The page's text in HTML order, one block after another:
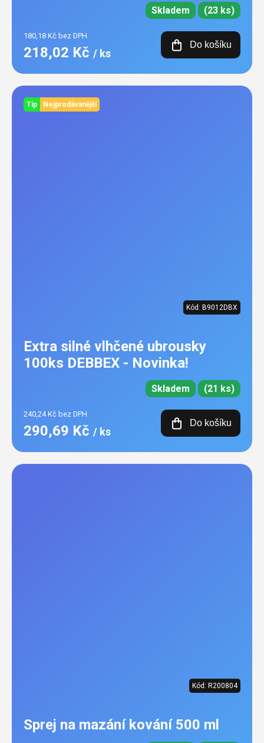
Skladem (23 ks)
180,18 Kč bez DPH
218,02 Kč / ks
Do košíku
Tip Nejprodávanější
Kód: B9012DBX
Extra silné vlhčené ubrousky
100ks DEBBEX - Novinka!
Skladem (21 ks)
240,24 Kč bez DPH
290,69 Kč / ks
Do košíku
Kód: R200804
Sprej na mazání kování 500 ml